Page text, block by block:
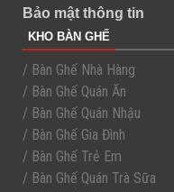
Bảo mật thông tin
KHO BÀN GHẾ
/ Bàn Ghế Nhà Hàng
/ Bàn Ghế Quán Ăn
/ Bàn Ghế Quán Nhậu
/ Bàn Ghế Gia Đình
/ Bàn Ghế Trẻ Em
/ Bàn Ghế Quán Trà Sữa